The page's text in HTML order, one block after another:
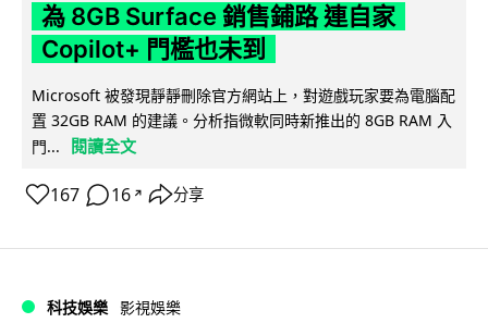
為 8GB Surface 銷售鋪路 連自家
Copilot+ 門檻也未到
Microsoft 被發現靜靜刪除官方網站上，對遊戲玩家要為電腦配
置 32GB RAM 的建議。分析指微軟同時新推出的 8GB RAM 入
門...
閱讀全文
167 16 ↗ 分享
科技娛樂 影視娛樂